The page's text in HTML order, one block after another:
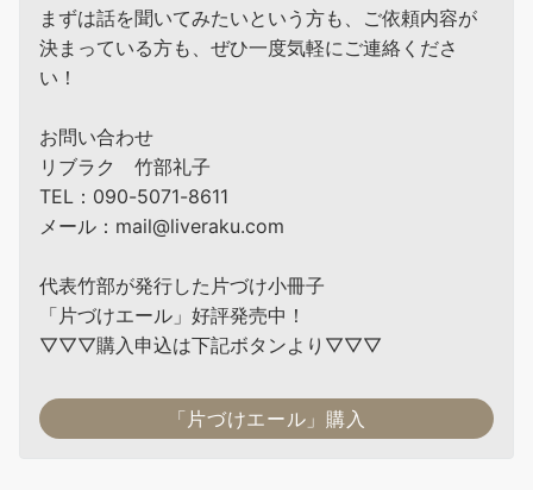
まずは話を聞いてみたいという方も、ご依頼内容が
決まっている方も、ぜひ一度気軽にご連絡くださ
い！
お問い合わせ
リブラク 竹部礼子
TEL：090-5071-8611
メール：mail@liveraku.com
代表竹部が発行した片づけ小冊子
「片づけエール」好評発売中！
▽▽▽購入申込は下記ボタンより▽▽▽
「片づけエール」購入